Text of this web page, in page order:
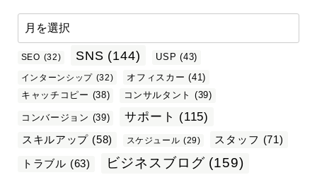
SEO (32) SNS (144) USP (43)
インターンシップ (32) オフィスカー (41)
キャッチコピー (38) コンサルタント (39)
コンバージョン (39) サポート (115)
スキルアップ (58) スケジュール (29) スタッフ (71)
トラブル (63) ビジネスブログ (159)